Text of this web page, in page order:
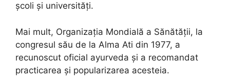
școli și universități.
Mai mult, Organizația Mondială a Sănătății, la
congresul său de la Alma Ati din 1977, a
recunoscut oficial ayurveda și a recomandat
practicarea și popularizarea acesteia.